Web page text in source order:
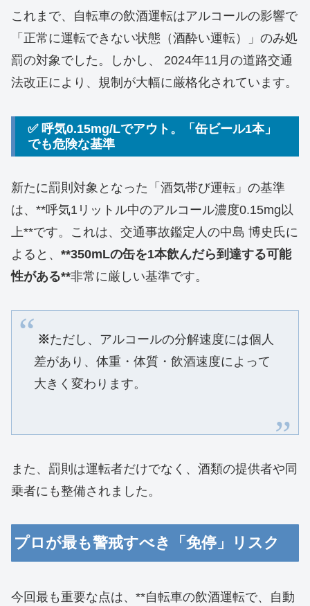
これまで、自転車の飲酒運転はアルコールの影響で
「正常に運転できない状態（酒酔い運転）」のみ処
罰の対象でした。しかし、 2024年11月の道路交通
法改正により、規制が大幅に厳格化されています。
✅ 呼気0.15mg/Lでアウト。「缶ビール1本」
でも危険な基準
新たに罰則対象となった「酒気帯び運転」の基準
は、**呼気1リットル中のアルコール濃度0.15mg以
上**です。これは、交通事故鑑定人の中島 博史氏に
よると、 **350mLの缶を1本飲んだら到達する可能
性がある**非常に厳しい基準です。
※ただし、アルコールの分解速度には個人
差があり、体重・体質・飲酒速度によって
大きく変わります。
また、罰則は運転者だけでなく、酒類の提供者や同
乗者にも整備されました。
プロが最も警戒すべき「免停」リスク
今回最も重要な点は、**自転車の飲酒運転で、自動